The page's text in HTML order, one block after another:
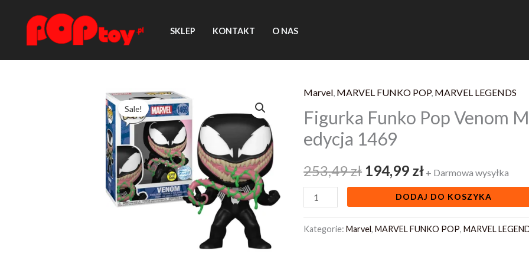
SKLEP KONTAKT O NAS
Sale!
Marvel, MARVEL FUNKO POP, MARVEL LEGENDS
Figurka Funko Pop Venom
edycja 1469
253,49zł
Pierwotna
cena
253,49 zł.
194,99 zł
Aktualna
cena
194,99 zł.
+ Darmowa wysyłka
ilość
Figurka
Funko
Pop
Venom
Marvel
Limitowana
edycja
1469
DODAJ DO KOSZYKA
Kategorie:Marvel,MARVEL FUNKO POP,MARVEL